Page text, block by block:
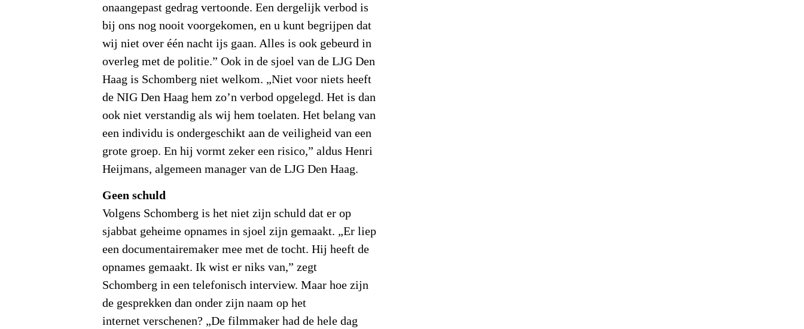
onaangepast gedrag vertoonde. Een dergelijk verbod is
bij ons nog nooit voorgekomen, en u kunt begrijpen dat
wij niet over één nacht ijs gaan. Alles is ook gebeurd in
overleg met de politie.” Ook in de sjoel van de LJG Den
Haag is Schomberg niet welkom. „Niet voor niets heeft
de NIG Den Haag hem zo’n verbod opgelegd. Het is dan
ook niet verstandig als wij hem toelaten. Het belang van
een individu is ondergeschikt aan de veiligheid van een
grote groep. En hij vormt zeker een risico,” aldus Henri
Heijmans, algemeen manager van de LJG Den Haag.
Geen schuld
Volgens Schomberg is het niet zijn schuld dat er op
sjabbat geheime opnames in sjoel zijn gemaakt. „Er liep
een documentairemaker mee met de tocht. Hij heeft de
opnames gemaakt. Ik wist er niks van,” zegt
Schomberg in een telefonisch interview. Maar hoe zijn
de gesprekken dan onder zijn naam op het
internet verschenen? „De filmmaker had de hele dag